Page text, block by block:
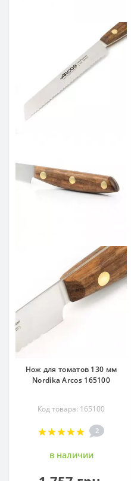
Нож для томатов 130 мм
Nordika Arcos 165100
Код товара: 165100
2
в наличии